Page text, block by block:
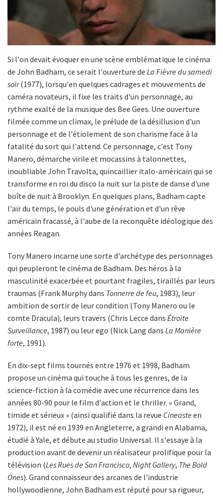
Si l'on devait évoquer en une scène emblématique le cinéma
de John Badham, ce serait l'ouverture de La Fièvre du samedi
soir(1977), lorsqu'en quelques cadrages et mouvements de
caméra novateurs, il fixe les traits d'un personnage, au
rythme exalté de la musique des Bee Gees. Une ouverture
filmée comme un climax, le prélude de la désillusion d'un
personnage et de l'étiolement de son charisme face à la
fatalité du sort qui l'attend. Ce personnage, c'est Tony
Manero, démarche virile et mocassins à talonnettes,
inoubliable John Travolta, quincaillier italo-américain qui se
transforme en roi du disco la nuit sur la piste de danse d'une
boîte de nuit à Brooklyn. En quelques plans, Badham capte
l'air du temps, le pouls d'une génération et d'un rêve
américain fracassé, à l'aube de la reconquête idéologique des
années Reagan.
Tony Manero incarne une sorte d'archétype des personnages
qui peupleront le cinéma de Badham. Des héros à la
masculinité exacerbée et pourtant fragiles, tiraillés par leurs
traumas (Frank Murphy dans Tonnerre de feu, 1983), leur
ambition de sortir de leur condition (Tony Manero ou le
comte Dracula), leurs travers (Chris Lecce dans Étroite
Surveillance, 1987) ou leur ego (Nick Lang dans La Manière
forte, 1991).
En dix-sept films tournés entre 1976 et 1998, Badham
propose un cinéma qui touche à tous les genres, de la
science-fiction à la comédie avec une récurrence dans les
années 80-90 pour le film d'action et le thriller. « Grand,
timide et sérieux » (ainsi qualifié dans la revue Cineaste en
1972), il est né en 1939 en Angleterre, a grandi en Alabama,
étudié à Yale, et débute au studio Universal. Il s'essaye à la
production avant de devenir un réalisateur prolifique pour la
télévision (Les Rues de San Francisco, Night Gallery, The Bold
Ones). Grand connaisseur des arcanes de l'industrie
hollywoodienne, John Badham est réputé pour sa rigueur,